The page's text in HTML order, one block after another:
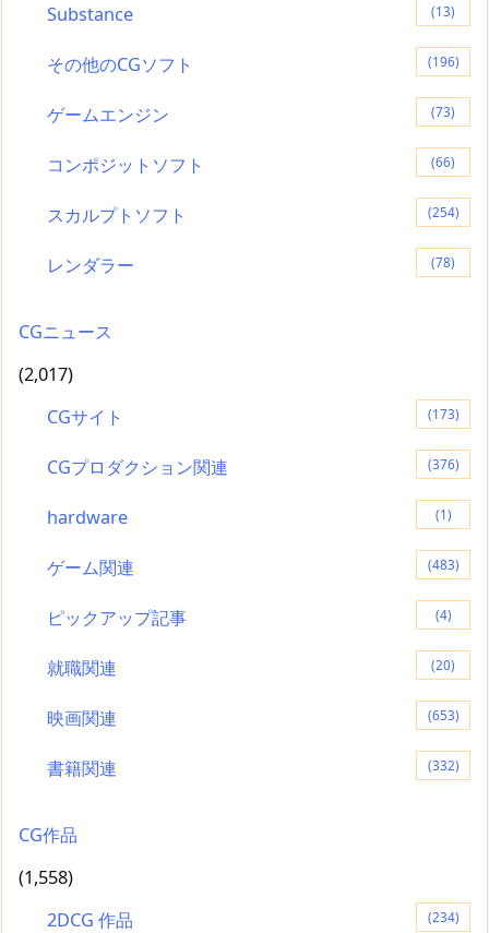
Substance (13)
その他のCGソフト (196)
ゲームエンジン (73)
コンポジットソフト (66)
スカルプトソフト (254)
レンダラー (78)
CGニュース
(2,017)
CGサイト
(173)
CGプロダクション関連 (376)
hardware (1)
ゲーム関連 (483)
ピックアップ記事 (4)
就職関連 (20)
映画関連 (653)
書籍関連 (332)
CG作品
(1,558)
2DCG 作品
(234)